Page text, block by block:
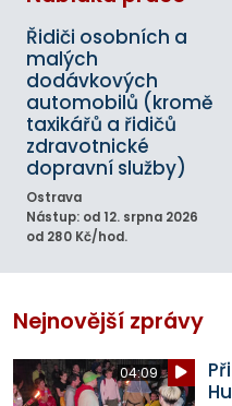
Řidiči osobních a
malých
dodávkových
automobilů (kromě
taxikářů a řidičů
zdravotnické
dopravní služby)
Ostrava
Nástup: od 12. srpna 2026
od 280 Kč/hod.
Nejnovější zprávy
04:09